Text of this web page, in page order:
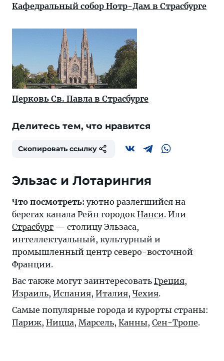
Кафедральный собор Нотр-Дам в Страсбурге
Церковь Св. Павла в Страсбурге
Делитесь тем, что нравится
Скопировать ссылку
Эльзас и Лотарингия
Что посмотреть: уютно разлегшийся на
берегах канала Рейн городок Нанси. Или
Страсбург — столицу Эльзаса,
интеллектуальный, культурный и
промышленный центр северо-восточной
Франции.
Вас также могут заинтересовать Греция,
Израиль, Испания, Италия, Чехия.
Самые популярные города и курорты страны:
Париж, Ницца, Марсель, Канны, Сен-Тропе.